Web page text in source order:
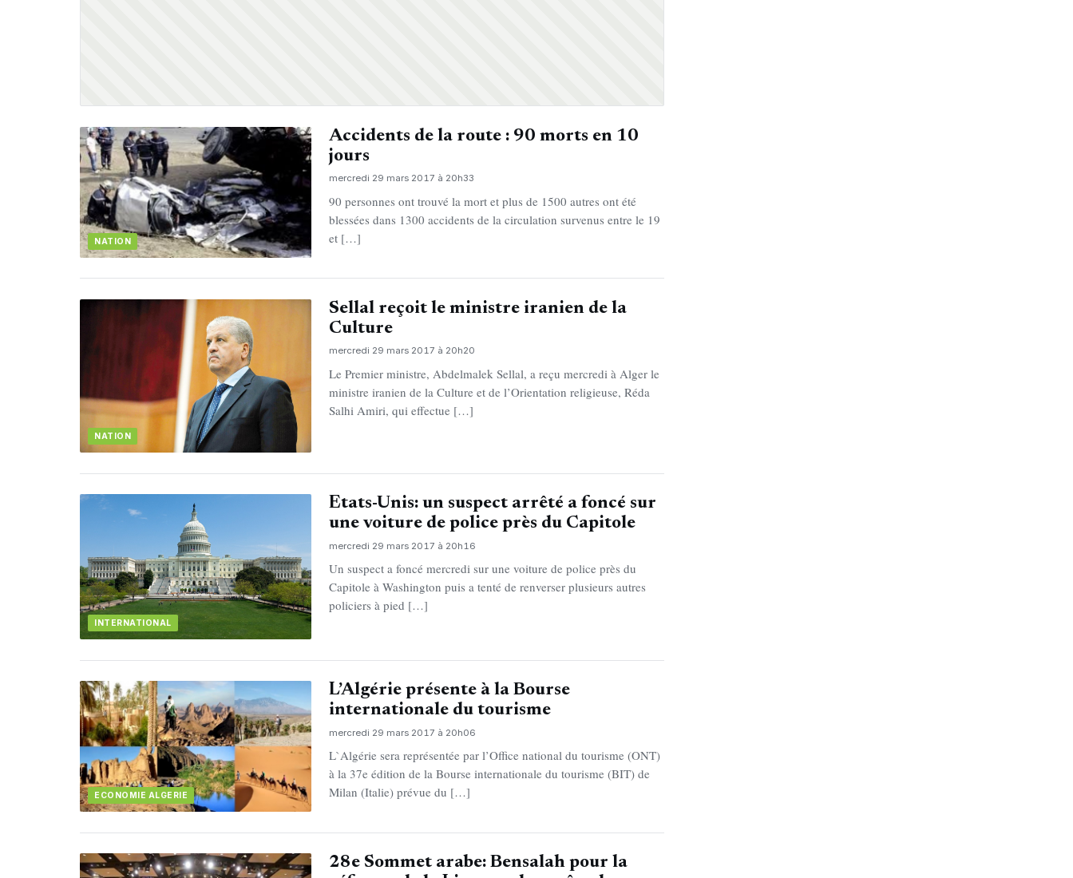
NATION
Accidents de la route : 90 morts en 10
jours
mercredi 29 mars 2017 à 20h33
90 personnes ont trouvé la mort et plus de 1500 autres ont été
blessées dans 1300 accidents de la circulation survenus entre le 19
et […]
NATION
Sellal reçoit le ministre iranien de la
Culture
mercredi 29 mars 2017 à 20h20
Le Premier ministre, Abdelmalek Sellal, a reçu mercredi à Alger le
ministre iranien de la Culture et de l’Orientation religieuse, Réda
Salhi Amiri, qui effectue […]
INTERNATIONAL
Etats-Unis: un suspect arrêté a foncé sur
une voiture de police près du Capitole
mercredi 29 mars 2017 à 20h16
Un suspect a foncé mercredi sur une voiture de police près du
Capitole à Washington puis a tenté de renverser plusieurs autres
policiers à pied […]
ECONOMIE ALGERIE
L’Algérie présente à la Bourse
internationale du tourisme
mercredi 29 mars 2017 à 20h06
L`Algérie sera représentée par l’Office national du tourisme (ONT)
à la 37e édition de la Bourse internationale du tourisme (BIT) de
Milan (Italie) prévue du […]
28e Sommet arabe: Bensalah pour la